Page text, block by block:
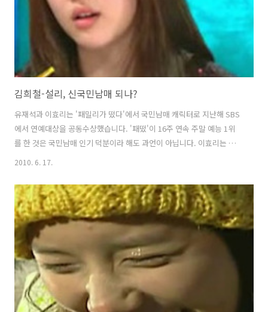
김희철-설리, 신국민남매 되나?
유재석과 이효리는 '패밀리가 떴다'에서 국민남매 캐릭터로 지난해 SBS
에서 연예대상을 공동수상했습니다. '패떴'이 16주 연속 주말 예능 1위
를 한 것은 국민남매 인기 덕분이라 해도 과언이 아닙니다. 이효리는 섹
시 컨셉 가수지만 '패떴'에서 유재석을 허물없이 대하며 재미와 웃음을
는 것도 국민남매 컨셉이기에 가능했습니다. 슈퍼주니어 김희철과 f(x)의
설리 역시 국민남매가 될 가능성이 충분합니다. 어제 '라디오스타'에 출
연한 f(x)의 설리는 김희철과의 남다른 관계에 대해 밝혔습니다. 설리는
김희철이 어릴적부터 정말 유치하게 괴롭혔다고 했는데, '발 냄새 난다',
'머리 안 감고 왔냐?'는 등 걸그룹 이미지와는 전혀 다른 얘기들을 마구
쏟..
2010. 6. 17.